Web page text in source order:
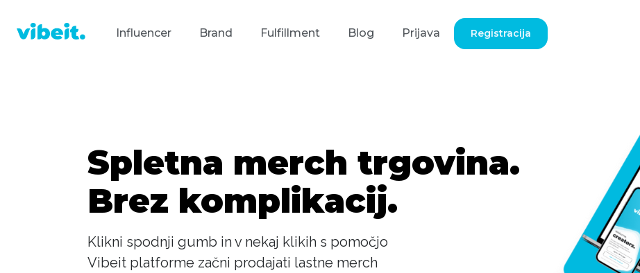
Influencer Brand Fulfillment Blog Prijava Registracija
Spletna merch trgovina.
Brez komplikacij.
Klikni spodnji gumb in v nekaj klikih s pomočjo
Vibeit platforme začni prodajati lastne merch